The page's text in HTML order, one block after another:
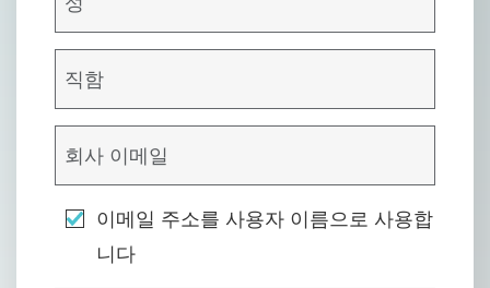
이메일 주소를 사용자 이름으로 사용합
니다